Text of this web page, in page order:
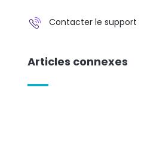
Contacter le support
Articles connexes